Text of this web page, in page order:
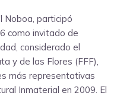
Noboa, participó
como invitado de
considerado el
y de las Flores (FFF),
más representativas
Inmaterial en 2009. El